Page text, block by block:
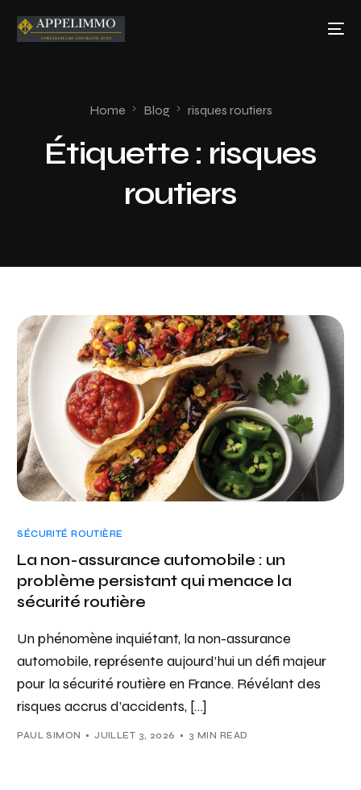
Home Blog risques routiers
Étiquette : risques
routiers
SÉCURITÉ ROUTIÈRE
La non-assurance automobile : un
problème persistant qui menace la
sécurité routière
Un phénomène inquiétant, la non-assurance
automobile, représente aujourd’hui un défi majeur
pour la sécurité routière en France. Révélant des
risques accrus d’accidents, […]
PAUL SIMON JUILLET 3, 2026 3 MIN READ